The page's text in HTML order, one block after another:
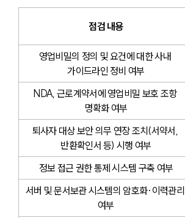
점검 내용
영업비밀의 정의 및 요건에 대한 사내
가이드라인 정비 여부
NDA, 근로계약서에 영업비밀 보호 조항
명확화 여부
퇴사자 대상 보안 의무 연장 조치(서약서,
반환확인서 등) 시행 여부
정보 접근 권한 통제 시스템 구축 여부
서버 및 문서보관 시스템의 암호화·이력관리
여부